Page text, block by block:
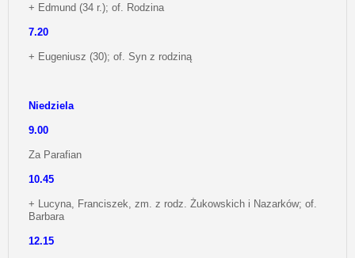
+ Edmund (34 r.); of. Rodzina
7.20
+ Eugeniusz (30); of. Syn z rodziną
Niedziela
9.00
Za Parafian
10.45
+ Lucyna, Franciszek, zm. z rodz. Żukowskich i Nazarków; of.
Barbara
12.15